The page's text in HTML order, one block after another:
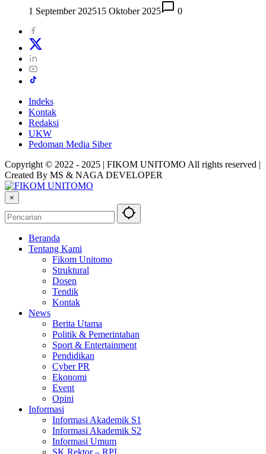
1 September 202515 Oktober 2025 0
Indeks
Kontak
Redaksi
UKW
Pedoman Media Siber
Copyright © 2022 - 2025 | FIKOM UNITOMO All rights reserved |
Created By MS & NAGA DEVELOPER
×
Beranda
Tentang Kami
Fikom Unitomo
Struktural
Dosen
Tendik
Kontak
News
Berita Utama
Politik & Pemerintahan
Sport & Entertainment
Pendidikan
Cyber PR
Ekonomi
Event
Opini
Informasi
Informasi Akademik S1
Informasi Akademik S2
Informasi Umum
SK Rektor – RPL